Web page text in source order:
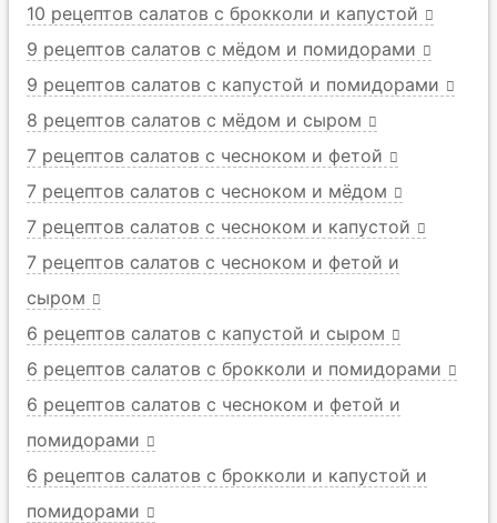
10 рецептов салатов с брокколи и капустой
9 рецептов салатов с мёдом и помидорами
9 рецептов салатов с капустой и помидорами
8 рецептов салатов с мёдом и сыром
7 рецептов салатов с чесноком и фетой
7 рецептов салатов с чесноком и мёдом
7 рецептов салатов с чесноком и капустой
7 рецептов салатов с чесноком и фетой и
сыром
6 рецептов салатов с капустой и сыром
6 рецептов салатов с брокколи и помидорами
6 рецептов салатов с чесноком и фетой и
помидорами
6 рецептов салатов с брокколи и капустой и
помидорами